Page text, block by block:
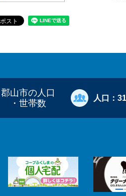
郡山市の人口
・世帯数
人口：